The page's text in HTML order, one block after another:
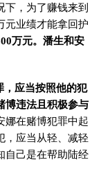
，为了赚钱来到
元业绩才能拿回护
万元。潘生和安
，应当按照他的犯
博违法且积极参与
娜在赌博犯罪中起
，应当从轻、减轻
自己是在帮助陆经